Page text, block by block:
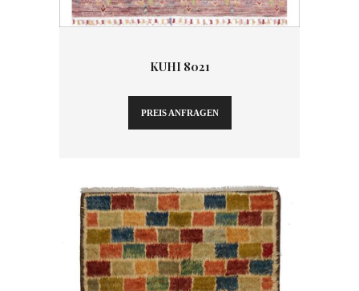
KUHI 8021
PREIS ANFRAGEN